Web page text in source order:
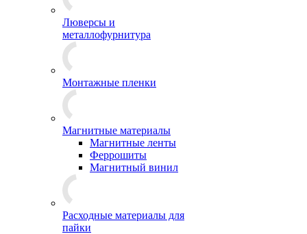
Люверсы и
металлофурнитура
Монтажные пленки
Магнитные материалы
Магнитные ленты
Феррошиты
Магнитный винил
Расходные материалы для
пайки